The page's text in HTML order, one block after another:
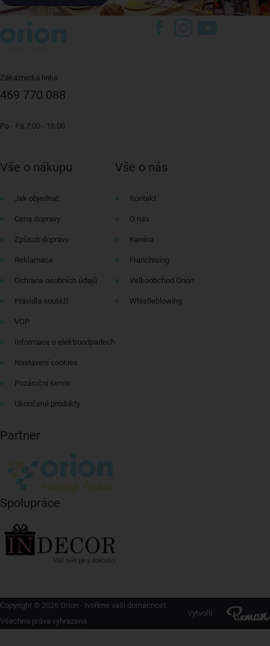
Zákaznická linka:
469 770 088
Po - Pá 7:00 - 16:00
Vše o nákupu
Jak objednat
Cena dopravy
Způsob dopravy
Reklamace
Ochrana osobních údajů
Pravidla soutěží
VOP
Informace o elektroodpadech
Nastavení cookies
Pozáruční servis
Ukončené produkty
Vše o nás
Kontakt
O nás
Kariéra
Franchising
Velkoobchod Orion
Whistleblowing
Partner
Spolupráce
Copyright © 2026 Orion - tvoříme vaši domácnost
Všechna práva vyhrazena
Vytvořil